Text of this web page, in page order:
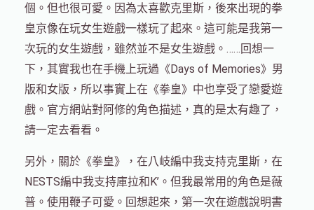
個。但也很可愛。因為太喜歡克里斯，後來出現的拳
皇京像在玩女生遊戲一樣玩了起來。這可能是我第一
次玩的女生遊戲，雖然並不是女生遊戲。……回想一
下，其實我也在手機上玩過《Days of Memories》男
版和女版，所以事實上在《拳皇》中也享受了戀愛遊
戲。官方網站對阿修的角色描述，真的是太有趣了，
請一定去看看。
另外，關於《拳皇》，在八岐編中我支持克里斯，在
NESTS編中我支持庫拉和K’。但我最常用的角色是薇
普。使用鞭子可愛。回想起來，第一次在遊戲說明書